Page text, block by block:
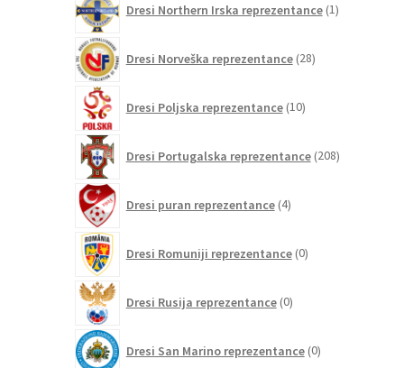
Dresi Northern Irska reprezentance 1izdelek
Dresi Norveška reprezentance 28izdelkov
Dresi Poljska reprezentance 10izdelkov
Dresi Portugalska reprezentance 208izdelkov
Dresi puran reprezentance 4izdelki
Dresi Romuniji reprezentance 0izdelkov
Dresi Rusija reprezentance 0izdelkov
Dresi San Marino reprezentance 0izdelkov